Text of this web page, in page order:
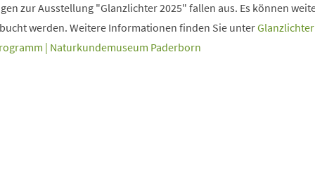
zur Ausstellung "Glanzlichter 2025" fallen aus. Es können
werden. Weitere Informationen finden Sie unter
| Naturkundemuseum Paderborn